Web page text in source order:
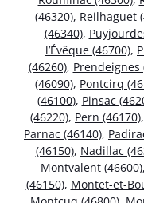
(46320), Reilhaguet
(46340),
l’Évêque (46700),
(46260), Prendeignes
(46090), Pontcirq
(46100), Pinsac
(46220), Pern (46170),
Parnac (46140),
(46150), Nadillac
Montvalent (46600),
(46150), Montet-et-